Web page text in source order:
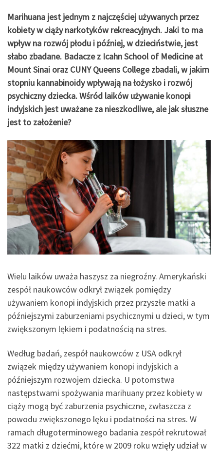
Marihuana jest jednym z najczęściej używanych przez
kobiety w ciąży narkotyków rekreacyjnych. Jaki to ma
wpływ na rozwój płodu i później, w dzieciństwie, jest
słabo zbadane. Badacze z Icahn School of Medicine at
Mount Sinai oraz CUNY Queens College zbadali, w jakim
stopniu kannabinoidy wpływają na łożysko i rozwój
psychiczny dziecka. Wśród laików używanie konopi
indyjskich jest uważane za nieszkodliwe, ale jak słuszne
jest to założenie?
Wielu laików uważa haszysz za niegroźny. Amerykański
zespół naukowców odkrył związek pomiędzy
używaniem konopi indyjskich przez przyszłe matki a
późniejszymi zaburzeniami psychicznymi u dzieci, w tym
zwiększonym lękiem i podatnością na stres.
Według badań, zespół naukowców z USA odkrył
związek między używaniem konopi indyjskich a
późniejszym rozwojem dziecka. U potomstwa
następstwami spożywania marihuany przez kobiety w
ciąży mogą być zaburzenia psychiczne, zwłaszcza z
powodu zwiększonego lęku i podatności na stres. W
ramach długoterminowego badania zespół rekrutował
322 matki z dziećmi, które w 2009 roku wzięły udział w